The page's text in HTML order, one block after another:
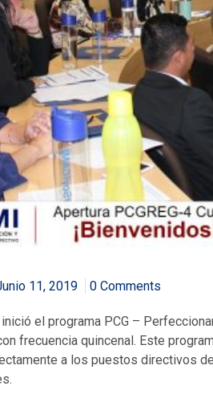
11, 2019 0 Comments
el programa PCG –
frecuencia quincenal. Este
a los puestos directivos